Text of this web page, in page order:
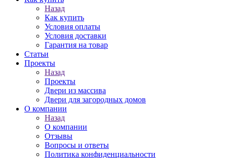
Назад
Как купить
Условия оплаты
Условия доставки
Гарантия на товар
Статьи
Проекты
Назад
Проекты
Двери из массива
Двери для загородных домов
О компании
Назад
О компании
Отзывы
Вопросы и ответы
Политика конфиденциальности